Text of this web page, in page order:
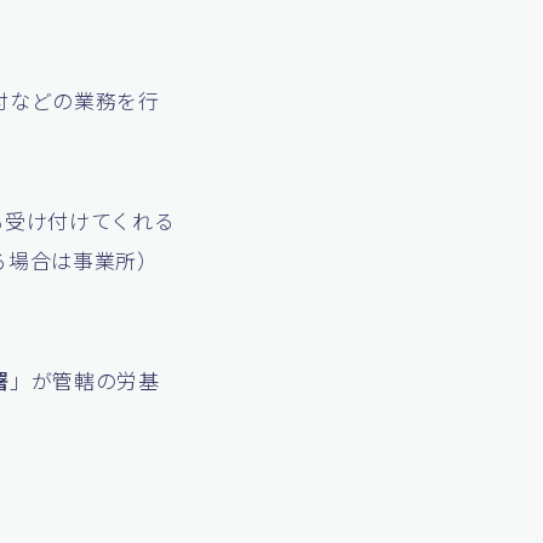
などの業務を行
け付けてくれる
合は事業所）
」が管轄の労基